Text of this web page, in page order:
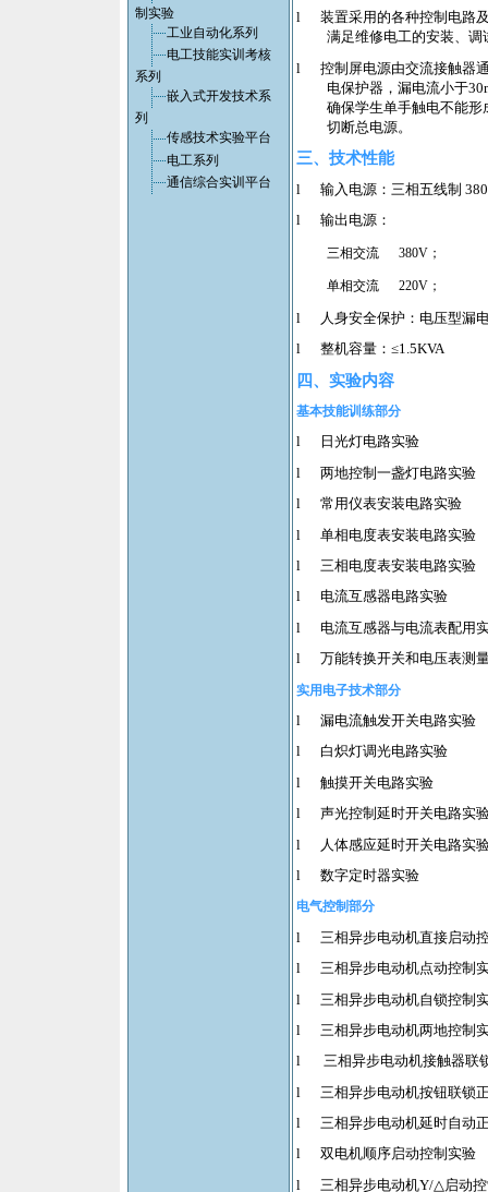
制实验
工业自动化系列
电工技能实训考核
系列
嵌入式开发技术系
列
传感技术实验平台
电工系列
通信综合实训平台
l
装置采用的各种控制电路
满足维修电工的安装、
l
控制屏电源由交流接触器
电保护器，漏电流小于
确保学生单手触电不能
切断总电源。
三、技术性能
l 输入电源：三相五线制
l
输出电源：
三相交流 380V ；
单相交流 220V ；
l
人身安全保护：电压型漏
l
整机容量：≤1.5KVA
四、实验内容
基本技能训练部分
l
日光灯电路实验
l
两地控制一盏灯电路实验
l
常用仪表安装电路实验
l
单相电度表安装电路实验
l
三相电度表安装电路实验
l
电流互感器电路实验
l
电流互感器与电流表配用
l
万能转换开关和电压表测
实用电子技术部分
l
漏电流触发开关电路实验
l
白炽灯调光电路实验
l
触摸开关电路实验
l
声光控制延时开关电路实
l
人体感应延时开关电路实
l
数字定时器实验
电气控制部分
l
三相异步电动机直接启动
l
三相异步电动机点动控制
l
三相异步电动机自锁控制
l
三相异步电动机两地控制
l
三相异步电动机接触器联
l
三相异步电动机按钮联锁
l
三相异步电动机延时自动
l
双电机顺序启动控制实验
l
三相异步电动机Y/△启动